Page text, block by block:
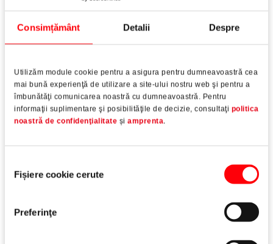
Consimțământ Detalii Despre
Utilizăm module cookie pentru a asigura pentru dumneavoastră cea
mai bună experienţă de utilizare a site-ului nostru web şi pentru a
îmbunătăţi comunicarea noastră cu dumneavoastră. Pentru
informaţii suplimentare şi posibilităţile de decizie, consultaţi politica
noastră de confidenţialitate și amprenta.
consimțământului
Fișiere cookie cerute
Preferinţe